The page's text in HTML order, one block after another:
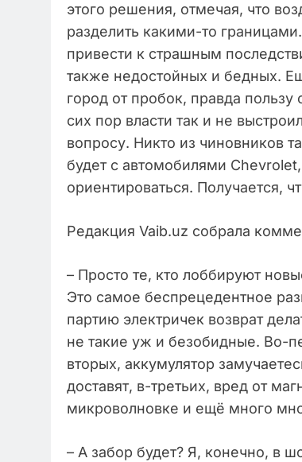
этого решения, отмечая, что
разделить какими-то
привести к страшным
также недостойных и бедных.
город от пробок, правда пользу
сих пор власти так и не
вопросу. Никто из чиновников
будет с автомобилями
ориентироваться. Получается,
Редакция Vaib.uz собрала
– Просто те, кто лоббируют
Это самое беспрецедентное
партию электричек возврат
не такие уж и безобидные. Во-
вторых, аккумулятор
доставят, в-третьих, вред от
микроволновке и ещё много
– А забор будет? Я, конечно, в